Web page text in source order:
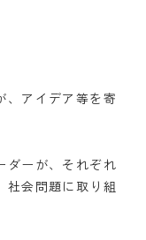
、アイデア等を寄
ダーが、それぞれ
社会問題に取り組